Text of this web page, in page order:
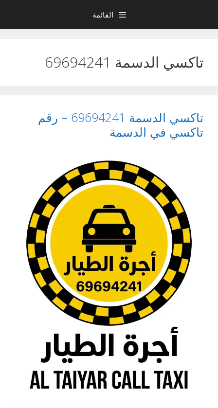
المحتوى
القائمة
تاكسي الدسمة 69694241
تاكسي الدسمة 69694241 – رقم
تاكسي في الدسمة